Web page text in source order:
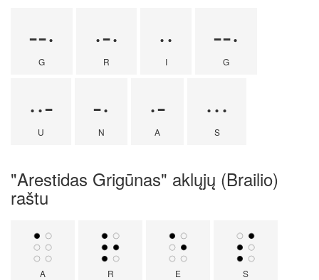
--·
G
·-·
R
··
I
--·
G
··-
U
-·
N
·-
A
···
S
"Arestidas Grigūnas" aklųjų (Brailio)
raštu
A R E S